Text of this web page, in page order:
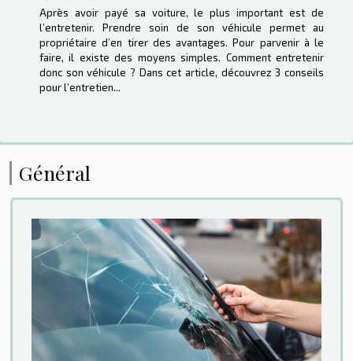
Après avoir payé sa voiture, le plus important est de
l’entretenir. Prendre soin de son véhicule permet au
propriétaire d’en tirer des avantages. Pour parvenir à le
faire, il existe des moyens simples. Comment entretenir
donc son véhicule ? Dans cet article, découvrez 3 conseils
pour l’entretien...
Général